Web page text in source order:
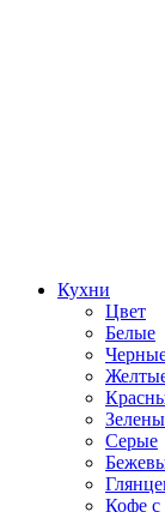
Кухни
Цвет
Белые
Серые
Кофе с